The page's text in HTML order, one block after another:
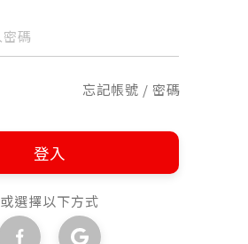
忘記帳號 / 密碼
登入
或選擇以下方式